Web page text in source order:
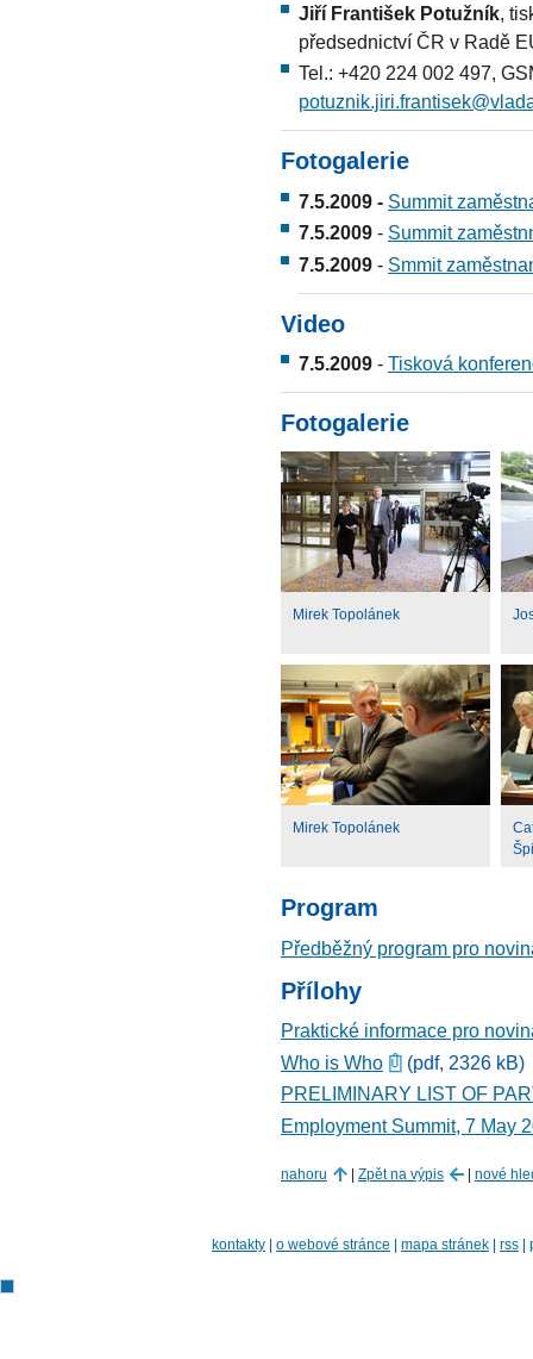
Jiří František Potužník,
předsednictví ČR v Radě
Tel.: +420 224 002 497,
Fotogalerie
7.5.2009 - Summit
7.5.2009 - Summit
7.5.2009 - Smmit
Video
7.5.2009 - Tisková
Fotogalerie
Mirek Topolánek
Mirek Topolánek
Program
Předběžný program pro
Přílohy
Praktické informace pro
Who is Who
(pdf, 2326 kB)
PRELIMINARY LIST OF
Employment Summit, 7 May
nahoru | Zpět na výpis | nové
kontakty | o webové stránce | mapa stránek | rss |